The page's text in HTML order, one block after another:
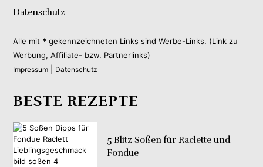
Datenschutz
Alle mit * gekennzeichneten Links sind Werbe-Links. (Link zu
Werbung, Affiliate- bzw. Partnerlinks)
Impressum Datenschutz
BESTE REZEPTE
5 Blitz Soßen für Raclette und
Fondue